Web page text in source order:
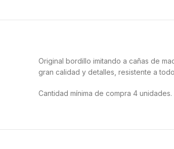
Original bordillo imitando a cañas de
gran calidad y detalles, resistente a
Cantidad mínima de compra 4 unidades.